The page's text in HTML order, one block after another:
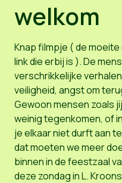
welkom
Knap filmpje ( de
link die erbij is ). De
verschrikkelijke
veiligheid, angst om
Gewoon mensen zoals
weinig tegenkomen, of
je elkaar niet durft aan
dat moeten we meer
binnen in de feestzaal
deze zondag in L.